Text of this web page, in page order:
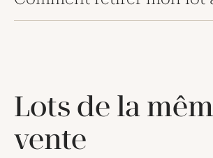
Lots de la
vente